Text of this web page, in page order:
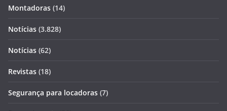
Montadoras (14)
Notícias (3.828)
Notícias (62)
Revistas (18)
Segurança para locadoras (7)